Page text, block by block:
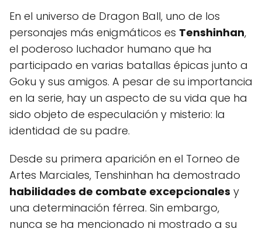
En el universo de Dragon Ball, uno de los
personajes más enigmáticos es Tenshinhan,
el poderoso luchador humano que ha
participado en varias batallas épicas junto a
Goku y sus amigos. A pesar de su importancia
en la serie, hay un aspecto de su vida que ha
sido objeto de especulación y misterio: la
identidad de su padre.
Desde su primera aparición en el Torneo de
Artes Marciales, Tenshinhan ha demostrado
habilidades de combate excepcionales y
una determinación férrea. Sin embargo,
nunca se ha mencionado ni mostrado a su